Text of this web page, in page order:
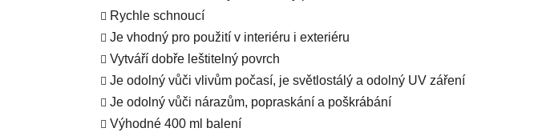
Rychle schnoucí
Je vhodný pro použití v interiéru i exteriéru
Vytváří dobře leštitelný povrch
Je odolný vůči vlivům počasí, je světlostálý a odolný UV záření
Je odolný vůči nárazům, popraskání a poškrábání
Výhodné 400 ml balení